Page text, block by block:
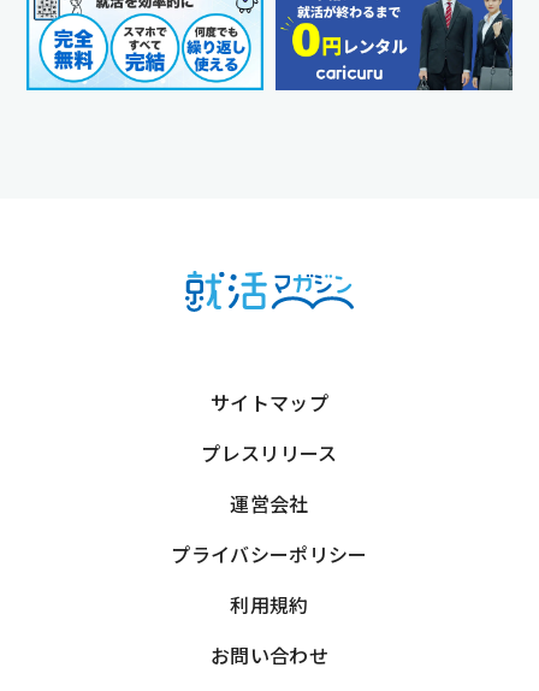
サイトマップ
プレスリリース
運営会社
プライバシーポリシー
利用規約
お問い合わせ